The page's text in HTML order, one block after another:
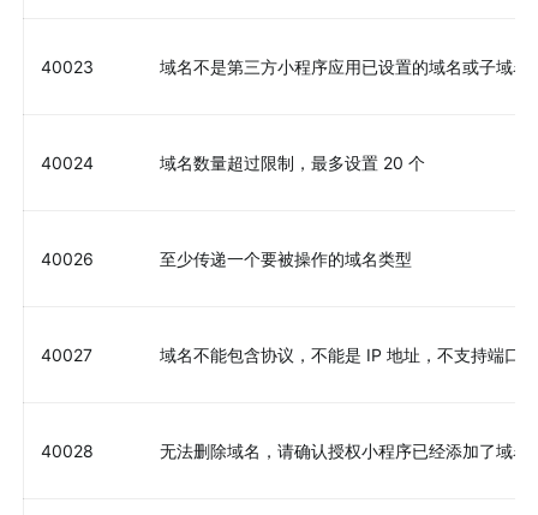
40023 域名不是第三方小程序应用已设置的域名或子域名
40024 域名数量超过限制，最多设置 20 个
40026 至少传递一个要被操作的域名类型
40027 域名不能包含协议，不能是 IP 地址，不支持端口
40028 无法删除域名，请确认授权小程序已经添加了域名